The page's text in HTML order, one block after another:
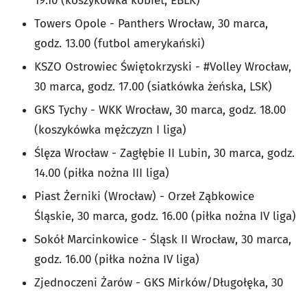
Towers Opole - Panthers Wrocław, 30 marca,
godz. 13.00 (futbol amerykański)
KSZO Ostrowiec Świętokrzyski - #Volley Wrocław,
30 marca, godz. 17.00 (siatkówka żeńska, LSK)
GKS Tychy - WKK Wrocław, 30 marca, godz. 18.00
(koszykówka mężczyzn I liga)
Ślęza Wrocław - Zagłębie II Lubin, 30 marca, godz.
14.00 (piłka nożna III liga)
Piast Żerniki (Wrocław) - Orzeł Ząbkowice
Śląskie, 30 marca, godz. 16.00 (piłka nożna IV liga)
Sokół Marcinkowice - Śląsk II Wrocław, 30 marca,
godz. 16.00 (piłka nożna IV liga)
Zjednoczeni Żarów - GKS Mirków/Długołęka, 30